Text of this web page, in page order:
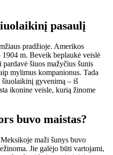
pasaulį
pradžioje. Amerikos
m. Beveik beplaukė veislė
šiuos mažyčius šunis
mylimus kompanionus. Tada
gyvenimą – iš
ikonine veisle, kurią žinome
buvo maistas?
maži šunys buvo
Jie galėjo būti vartojami,